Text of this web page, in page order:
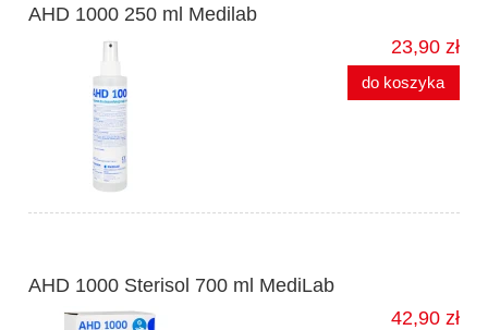
AHD 1000 250 ml Medilab
23,90 zł
do koszyka
AHD 1000 Sterisol 700 ml MediLab
42,90 zł